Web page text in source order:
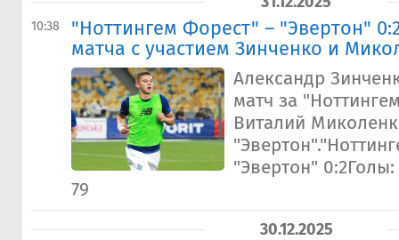
10:38
"Ноттингем Форест" – "Эвертон"
матча с участием Зинченко и
Александр
матч за
Виталий
"Эвертон"
79
30.12.2025